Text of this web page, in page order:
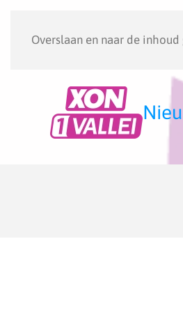
Overslaan en naar de inhoud